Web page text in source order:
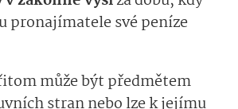
pronajímatele své peníze
může být předmětem